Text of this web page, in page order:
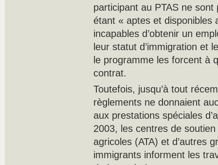
participant au PTAS ne
étant « aptes et disponibles
incapables d’obtenir un
leur statut d’immigration et
le programme les forcent à
contrat.
Toutefois, jusqu’à tout
règlements ne donnaient
aux prestations spéciales
2003, les centres de
agricoles (ATA) et d’autres
immigrants informent les